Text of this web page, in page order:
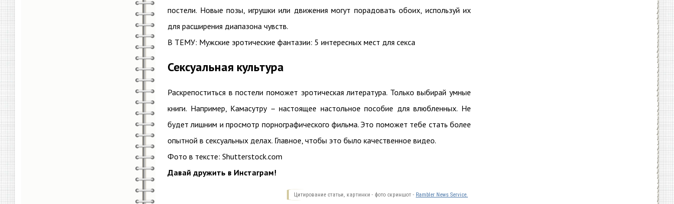
постели. Новые позы, игрушки или движения могут порадовать обоих, используй их
для расширения диапазона чувств.
В ТЕМУ: Мужские эротические фантазии: 5 интересных мест для секса
Сексуальная культура
Раскрепоститься в постели поможет эротическая литература. Только выбирай умные
книги. Например, Камасутру – настоящее настольное пособие для влюбленных. Не
будет лишним и просмотр порнографического фильма. Это поможет тебе стать более
опытной в сексуальных делах. Главное, чтобы это было качественное видео.
Фото в тексте: Shutterstock.com
Давай дружить в Инстаграм!
Цитирование статьи, картинки - фото скриншот - Rambler News Service.